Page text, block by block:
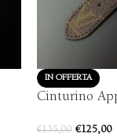
IN OFFERTA
Cinturino
€135,00 €125,00